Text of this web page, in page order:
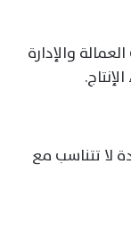
والإدارة
لا تتناسب مع